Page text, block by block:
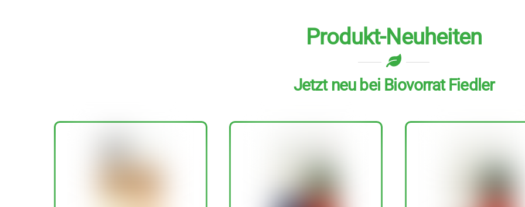
Produkt-Neuheiten
Jetzt neu bei Biovorrat Fiedler